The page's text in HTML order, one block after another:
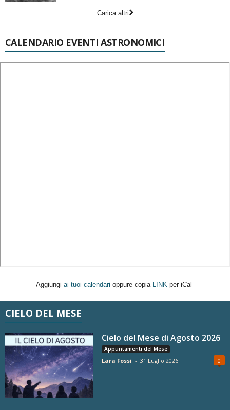
Carica altri
CALENDARIO EVENTI ASTRONOMICI
Aggiungi ai tuoi calendari oppure copia LINK per iCal
CIELO DEL MESE
Cielo del Mese di Agosto 2026
Appuntamenti del Mese
Lara Fossi - 31 Luglio 2026 0